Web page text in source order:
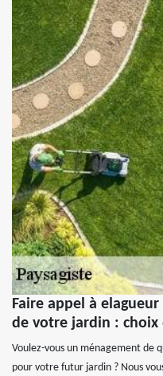
Faire appel à
de votre jardin : choix
Voulez-vous un ménagement de
pour votre futur jardin ? Nous